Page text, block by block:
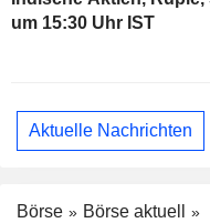
um 15:30 Uhr IST
Aktuelle Nachrichten
Börse
Börse aktuell